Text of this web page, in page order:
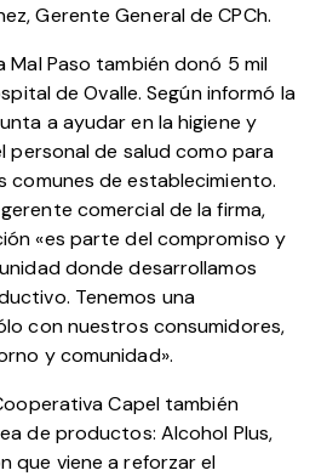
Gerente General de CPCh.
Mal Paso también donó 5 mil
de Ovalle. Según informó la
a ayudar en la higiene y
personal de salud como para
comunes de establecimiento.
comercial de la firma,
«es parte del compromiso y
donde desarrollamos
Tenemos una
con nuestros consumidores,
y comunidad».
Capel también
de productos: Alcohol Plus,
que viene a reforzar el